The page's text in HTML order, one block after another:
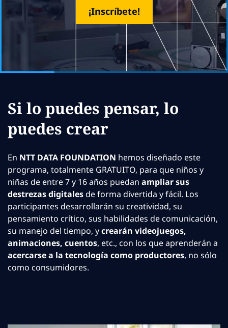
¡Inscríbete!
Si lo puedes pensar, lo
puedes crear
En NTT DATA FOUNDATION hemos diseñado este
programa, totalmente GRATUITO, para que niños y
niñas de entre 7 y 16 años puedan ampliar sus
destrezas digitalesde forma divertida y fácil. Los
participantes desarrollarán su creatividad, su
pensamiento crítico, sus habilidades de comunicación,
su manejo del tiempo, ycrearán videojuegos,
animaciones, cuentos, etc., con los que aprenderán a
acercarse a la tecnología como productores, no sólo
como consumidores.